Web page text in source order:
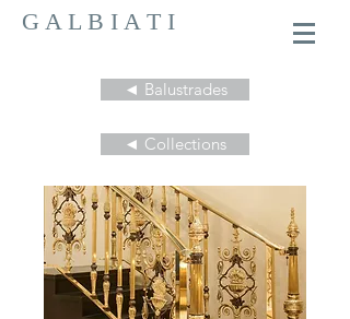
G A L B I A T I
◄ Balustrades
◄ Collections